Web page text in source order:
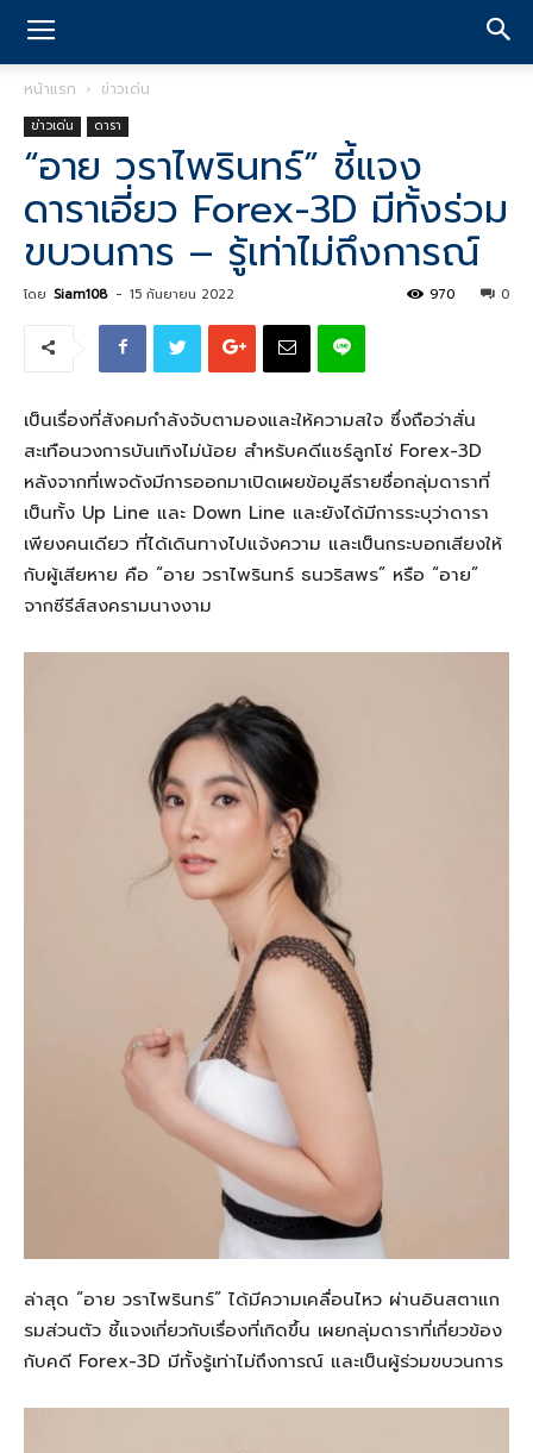
หน้าแรก ข่าวเด่น
ข่าวเด่น ดารา
“อาย วราไพรินทร์” ชี้แจง
ดาราเอี่ยว Forex-3D มีทั้งร่วม
ขบวนการ – รู้เท่าไม่ถึงการณ์
โดย Siam108 - 15 กันยายน 2022 0
970
เป็นเรื่องที่สังคมกำลังจับตามองและให้ความสใจ ซึ่งถือว่าสั่น
สะเทือนวงการบันเทิงไม่น้อย สำหรับคดีแชร์ลูกโซ่ Forex-3D
หลังจากที่เพจดังมีการออกมาเปิดเผยข้อมูลีรายชื่อกลุ่มดาราที่
เป็นทั้ง Up Line และ Down Line และยังได้มีการระบุว่าดารา
เพียงคนเดียว ที่ได้เดินทางไปแจ้งความ และเป็นกระบอกเสียงให้
กับผู้เสียหาย คือ “อาย วราไพรินทร์ ธนวริสพร” หรือ “อาย”
จากซีรีส์สงครามนางงาม
ล่าสุด “อาย วราไพรินทร์” ได้มีความเคลื่อนไหว ผ่านอินสตาแก
รมส่วนตัว ชี้แจงเกี่ยวกับเรื่องที่เกิดขึ้น เผยกลุ่มดาราที่เกี่ยวข้อง
กับคดี Forex-3D มีทั้งรู้เท่าไม่ถึงการณ์ และเป็นผู้ร่วมขบวนการ